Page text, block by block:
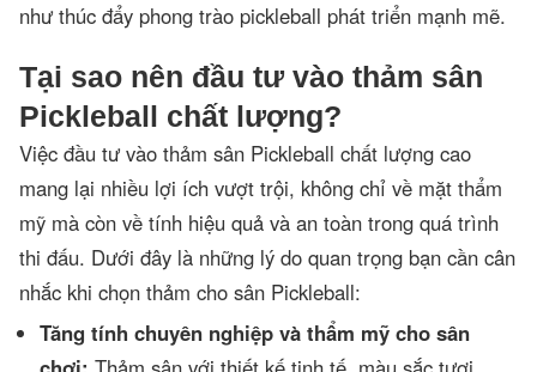
như thúc đẩy phong trào pickleball phát triển mạnh mẽ.
Tại sao nên đầu tư vào thảm sân
Pickleball chất lượng?
Việc đầu tư vào thảm sân Pickleball chất lượng cao
mang lại nhiều lợi ích vượt trội, không chỉ về mặt thẩm
mỹ mà còn về tính hiệu quả và an toàn trong quá trình
thi đấu. Dưới đây là những lý do quan trọng bạn cần cân
nhắc khi chọn thảm cho sân Pickleball:
Tăng tính chuyên nghiệp và thẩm mỹ cho sân